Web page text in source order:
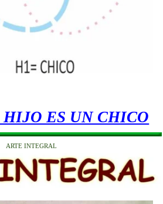
ES UN CHICO
ARTE INTEGRAL